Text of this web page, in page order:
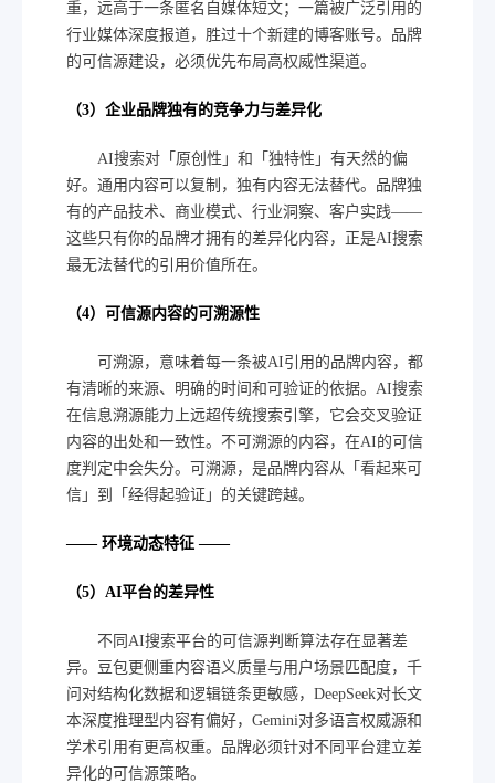
重，远高于一条匿名自媒体短文；一篇被广泛引用的
行业媒体深度报道，胜过十个新建的博客账号。品牌
的可信源建设，必须优先布局高权威性渠道。
（3）企业品牌独有的竞争力与差异化
AI搜索对「原创性」和「独特性」有天然的偏
好。通用内容可以复制，独有内容无法替代。品牌独
有的产品技术、商业模式、行业洞察、客户实践——
这些只有你的品牌才拥有的差异化内容，正是AI搜索
最无法替代的引用价值所在。
（4）可信源内容的可溯源性
可溯源，意味着每一条被AI引用的品牌内容，都
有清晰的来源、明确的时间和可验证的依据。AI搜索
在信息溯源能力上远超传统搜索引擎，它会交叉验证
内容的出处和一致性。不可溯源的内容，在AI的可信
度判定中会失分。可溯源，是品牌内容从「看起来可
信」到「经得起验证」的关键跨越。
—— 环境动态特征 ——
（5）AI平台的差异性
不同AI搜索平台的可信源判断算法存在显著差
异。豆包更侧重内容语义质量与用户场景匹配度，千
问对结构化数据和逻辑链条更敏感，DeepSeek对长文
本深度推理型内容有偏好，Gemini对多语言权威源和
学术引用有更高权重。品牌必须针对不同平台建立差
异化的可信源策略。